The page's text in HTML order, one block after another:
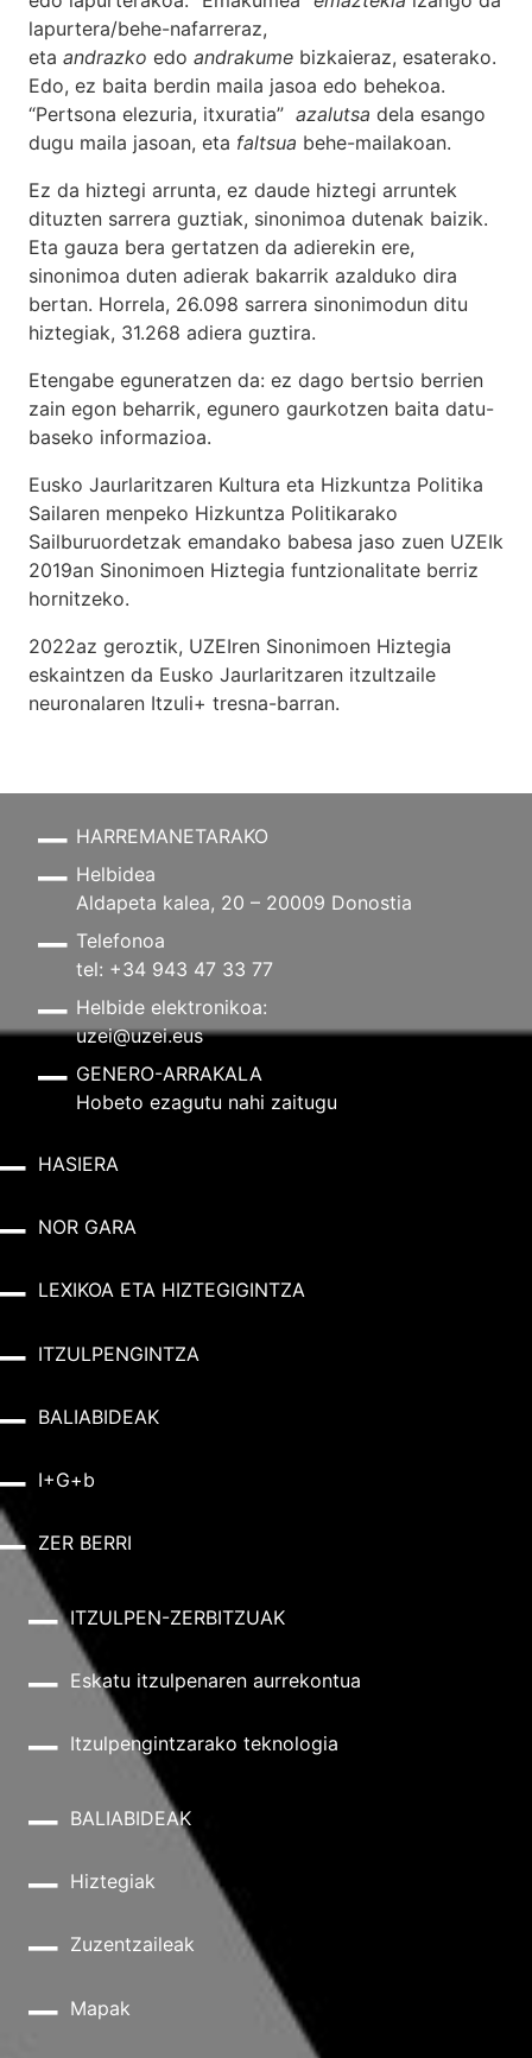
lapurtera/behe-nafarreraz,
eta andrazko edo andrakume bizkaieraz, esaterako.
Edo, ez baita berdin maila jasoa edo behekoa.
“Pertsona elezuria, itxuratia” azalutsa dela esango
dugu maila jasoan, eta faltsua behe-mailakoan.
Ez da hiztegi arrunta, ez daude hiztegi arruntek
dituzten sarrera guztiak, sinonimoa dutenak baizik.
Eta gauza bera gertatzen da adierekin ere,
sinonimoa duten adierak bakarrik azalduko dira
bertan. Horrela, 26.098 sarrera sinonimodun ditu
hiztegiak, 31.268 adiera guztira.
Etengabe eguneratzen da: ez dago bertsio berrien
zain egon beharrik, egunero gaurkotzen baita datu-
baseko informazioa.
Eusko Jaurlaritzaren Kultura eta Hizkuntza Politika
Sailaren menpeko Hizkuntza Politikarako
Sailburuordetzak emandako babesa jaso zuen UZEIk
2019an Sinonimoen Hiztegia funtzionalitate berriz
hornitzeko.
2022az geroztik, UZEIren Sinonimoen Hiztegia
eskaintzen da Eusko Jaurlaritzaren itzultzaile
neuronalaren Itzuli+ tresna-barran.
HARREMANETARAKO
Helbidea
Aldapeta kalea, 20 – 20009 Donostia
Telefonoa
tel: +34 943 47 33 77
Helbide elektronikoa:
uzei@uzei.eus
GENERO-ARRAKALA
Hobeto ezagutu nahi zaitugu
HASIERA
NOR GARA
LEXIKOA ETA HIZTEGIGINTZA
ITZULPENGINTZA
BALIABIDEAK
I+G+b
ZER BERRI
ITZULPEN-ZERBITZUAK
Eskatu itzulpenaren aurrekontua
Itzulpengintzarako teknologia
BALIABIDEAK
Hiztegiak
Zuzentzaileak
Mapak